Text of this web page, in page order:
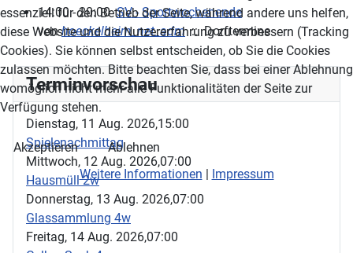
14:00 - 20:00SV - Sportwochenende
von hoeckelheim_net_adm:: Dorftermine
Terminvorschau
Dienstag, 11 Aug. 2026,15:00
Spielenachmittag
Mittwoch, 12 Aug. 2026,07:00
Hausmüll 2w
Donnerstag, 13 Aug. 2026,07:00
Glassammlung 4w
Freitag, 14 Aug. 2026,07:00
essenziell für den Betrieb der Seite, während andere uns helfen,
diese Website und die Nutzererfahrung zu verbessern (Tracking
Cookies). Sie können selbst entscheiden, ob Sie die Cookies
zulassen möchten. Bitte beachten Sie, dass bei einer Ablehnung
womöglich nicht mehr alle Funktionalitäten der Seite zur
Verfügung stehen.
Akzeptieren
Ablehnen
Weitere Informationen | Impressum